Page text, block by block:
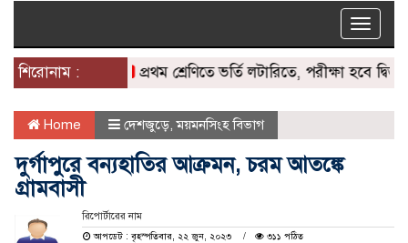
Toggle
শিরোনাম :
প্রথম শ্রেণিতে ভর্তি লটারিতে, পরীক্ষা হবে দ্বিতীয়
Home দেশজুড়ে ,ময়মনসিংহ বিভাগ
দুর্গাপুরে বন্যহাতির আক্রমন, চরম আতঙ্কে
গ্রামবাসী
রিপোর্টারের নাম
আপডেট : বৃহস্পতিবার, ২২ জুন, ২০২৩
৩১১ পঠিত